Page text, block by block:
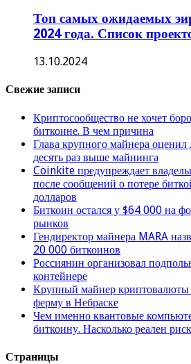
Топ самых ожидаемых
2024 года. Список
13.10.2024
Свежие записи
Криптосообщество не хочет
биткоине. В чем причина
Глава крупного майнера
десять раз выше майнинга
Coinkite предупреждает
после сообщений о потере
долларов
Биткоин остался у $64 000 на
рынков
Гендиректор майнера MARA
20 000 биткоинов
Россиянин организовал
контейнере
Крупный майнер
ферму в Небраске
Чем именно квантовые
биткоину. Насколько реален риск
Страницы